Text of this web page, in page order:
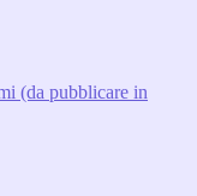
(da pubblicare in